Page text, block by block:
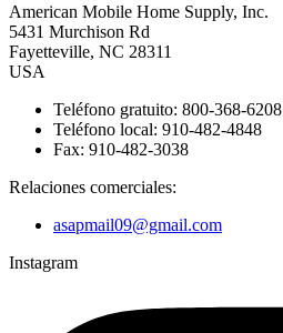
American Mobile Home Supply, Inc.
5431 Murchison Rd
Fayetteville, NC 28311
USA
Teléfono gratuito: 800-368-6208
Teléfono local: 910-482-4848
Fax: 910-482-3038
Relaciones comerciales:
asapmail09@gmail.com
Instagram